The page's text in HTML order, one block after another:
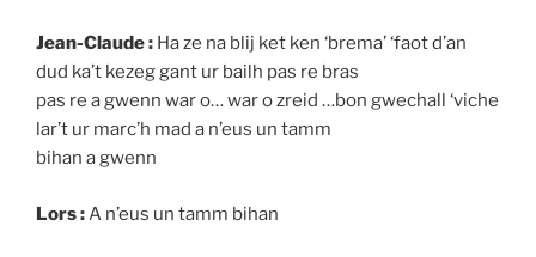
Jean-Claude : Ha ze na blij ket ken ‘brema’ ‘faot d’an
dud ka’t kezeg gant ur bailh pas re bras
pas re a gwenn war o… war o zreid …bon gwechall ‘viche
lar’t ur marc’h mad a n’eus un tamm
bihan a gwenn
Lors :A n’eus un tamm bihan